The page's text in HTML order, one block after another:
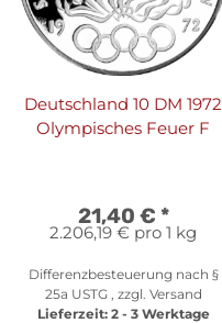
Deutschland 10 DM 1972
Olympisches Feuer F
21,40 € *
2.206,19 € pro 1 kg
Differenzbesteuerung nach §
25a USTG , zzgl. Versand
Lieferzeit: 2 - 3 Werktage